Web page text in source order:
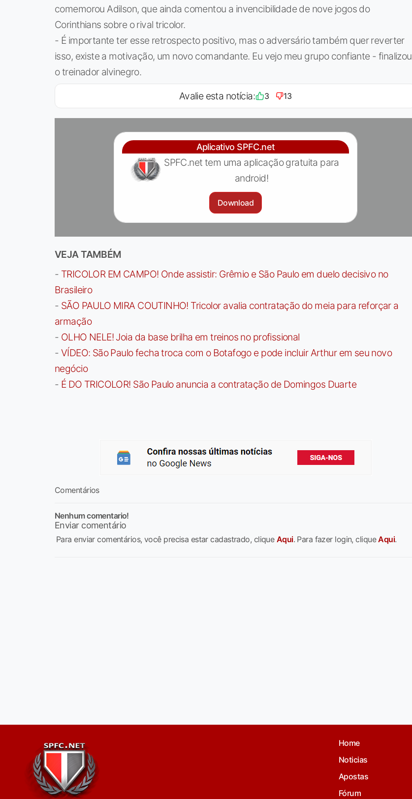
comemorou Adilson, que ainda comentou a invencibilidade de nove jogos do
Corinthians sobre o rival tricolor.
- É importante ter esse retrospecto positivo, mas o adversário também quer reverter
isso, existe a motivação, um novo comandante. Eu vejo meu grupo confiante - finalizou
o treinador alvinegro.
Avalie esta notícia: 3 13
Aplicativo SPFC.net
SPFC.net tem uma aplicação gratuita para
android!
Download
VEJA TAMBÉM
- TRICOLOR EM CAMPO! Onde assistir: Grêmio e São Paulo em duelo decisivo no
Brasileiro
- SÃO PAULO MIRA COUTINHO! Tricolor avalia contratação do meia para reforçar a
armação
- OLHO NELE! Joia da base brilha em treinos no profissional
- VÍDEO: São Paulo fecha troca com o Botafogo e pode incluir Arthur em seu novo
negócio
- É DO TRICOLOR! São Paulo anuncia a contratação de Domingos Duarte
Comentários
Nenhum comentario!
Enviar comentário
Para enviar comentários, você precisa estar cadastrado, clique Aqui. Para fazer login, cliqueAqui.
Home
Noticias
Apostas
Fórum